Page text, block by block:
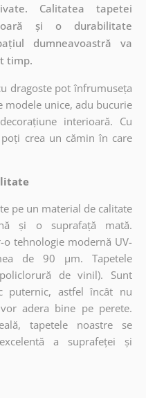
Calitatea tapetei
și o durabilitate
dumneavoastră va
timp.
dragoste pot înfrumuseța
modele unice, adu bucurie
interioară. Cu
crea un cămin în care
pe un material de calitate
și o suprafață mată.
tehnologie modernă UV-
de 90 µm. Tapetele
de vinil). Sunt
puternic, astfel încât nu
adera bine pe perete.
tapetele noastre se
a suprafeței și